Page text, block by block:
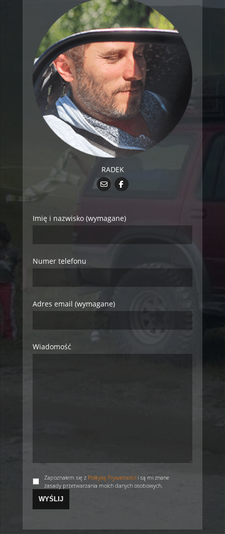
RADEK
Imię i nazwisko (wymagane)
Numer telefonu
Adres email (wymagane)
Wiadomość
Zapoznałem się zPolityką Prywatnościi są mi znane
zasady przetwarzania moich danych osobowych.